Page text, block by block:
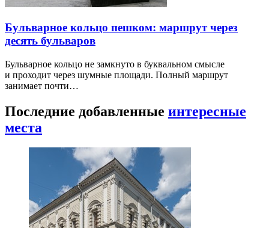
Бульварное кольцо пешком: маршрут через
десять бульваров
Бульварное кольцо не замкнуто в буквальном смысле
и проходит через шумные площади. Полный маршрут
занимает почти…
Последние добавленные интересные
места